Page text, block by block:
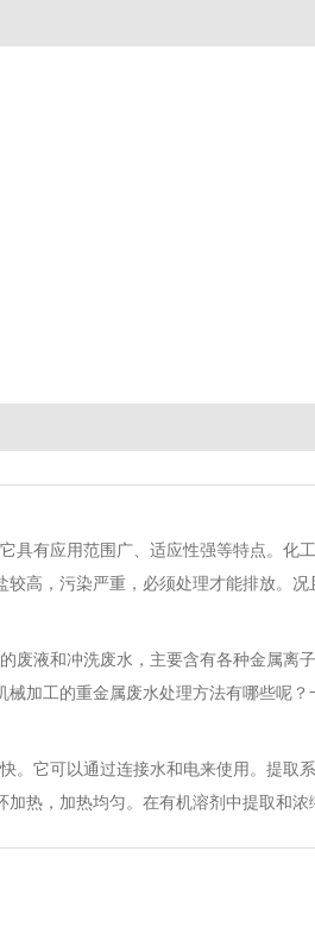
具有应用范围广、适应性强等特点。化
高，污染严重，必须处理才能排放。况
法。无机盐类在微生物生长过程中起
液和冲洗废水，主要含有各种金属离
加工的重金属废水处理方法有哪些呢？
液，主要来自于工厂的材料酸洗车间
。它可以通过连接水和电来使用。提取
热，加热均匀。在有机溶剂中提取和